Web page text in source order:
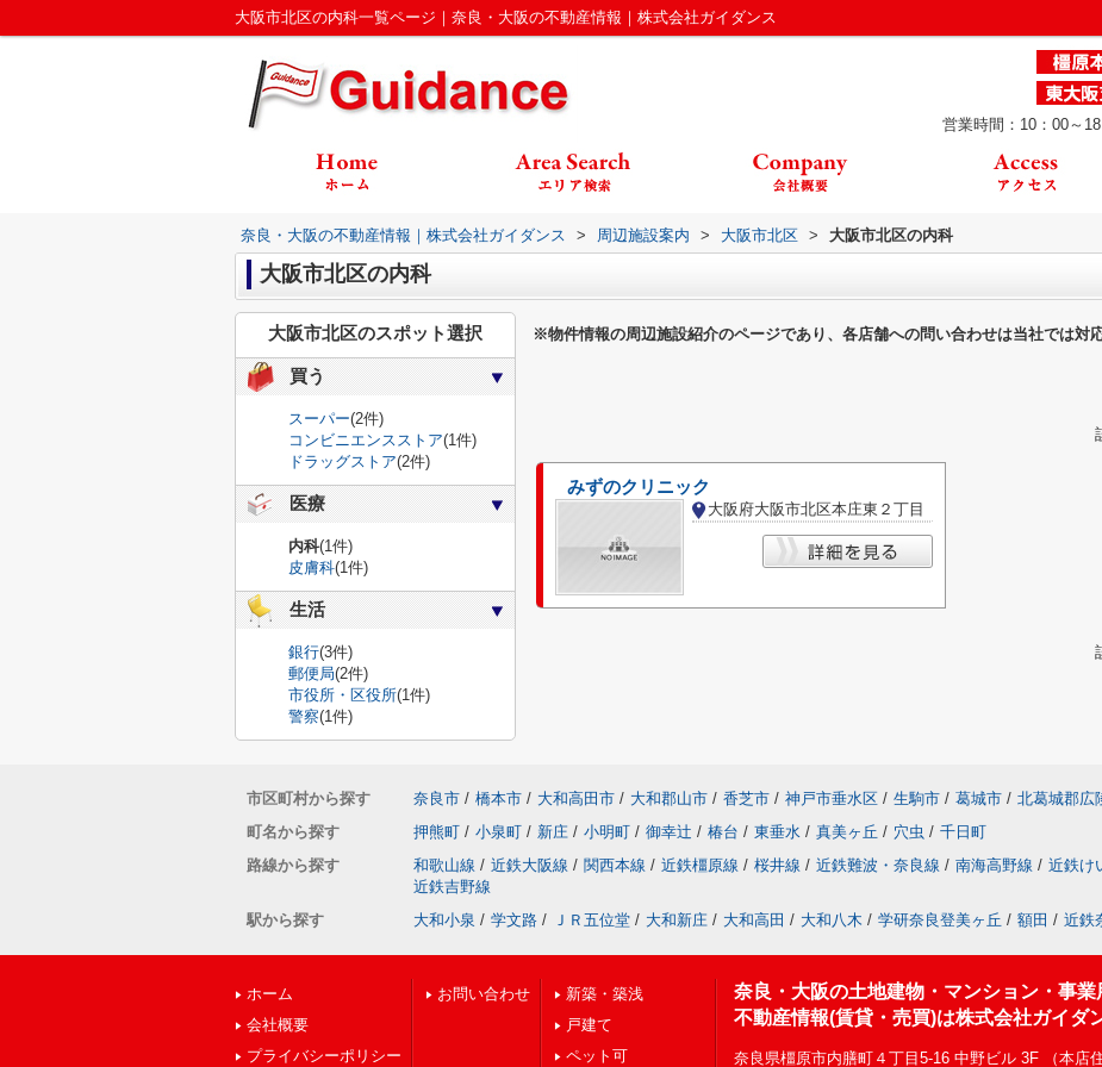
大阪市北区の内科一覧ページ｜奈良・大阪の不動産情報｜株式会社ガイダンス
営業時間：10：00～
奈良・大阪の不動産情報｜株式会社ガイダンス > 周辺施設案内 > 大阪市北区 > 大阪市北区の内科
大阪市北区の内科
※物件情報の周辺施設紹介のページであり、各店舗への問い合わせは当社では対応
みずのクリニック
大阪府大阪市北区本庄東２丁目
大阪市北区のスポット選択
買う
スーパー(2件)
コンビニエンスストア(1件)
ドラッグストア(2件)
医療
内科(1件)
皮膚科(1件)
生活
銀行(3件)
郵便局(2件)
市役所・区役所(1件)
警察(1件)
市区町村から探す 奈良市 / 橋本市 / 大和高田市 / 大和郡山市 / 香芝市 / 神戸市垂水区 / 生駒市 / 葛城市 / 北葛城郡広
町名から探す
押熊町 / 小泉町 / 新庄 / 小明町 / 御幸辻 / 椿台 / 東垂水 / 真美ヶ丘 / 穴虫 / 千日町
路線から探す
和歌山線 / 近鉄大阪線 / 関西本線 / 近鉄橿原線 / 桜井線 / 近鉄難波・奈良線 / 南海高野線 / 近鉄け
近鉄吉野線
駅から探す
大和小泉 / 学文路 / ＪＲ五位堂 / 大和新庄 / 大和高田 / 大和八木 / 学研奈良登美ヶ丘 / 額田 / 近鉄
ホーム
会社概要
プライバシーポリシー
お問い合わせ
新築・築浅
戸建て
ペット可
奈良・大阪の土地建物・マンション・事業
不動産情報(賃貸・売買)は株式会社ガイダ
奈良県橿原市内膳町４丁目5-16 中野ビル 3F （本店住